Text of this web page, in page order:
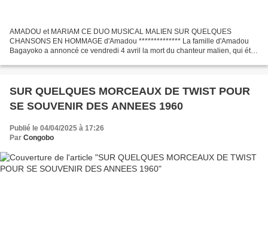
AMADOU et MARIAM CE DUO MUSICAL MALIEN SUR QUELQUES
CHANSONS EN HOMMAGE d'Amadou ************** La famille d'Amadou
Bagayoko a annoncé ce vendredi 4 avril la mort du chanteur malien, qui était
SUR QUELQUES MORCEAUX DE TWIST POUR
SE SOUVENIR DES ANNEES 1960
Publié le 04/04/2025 à 17:26
Par Congobo